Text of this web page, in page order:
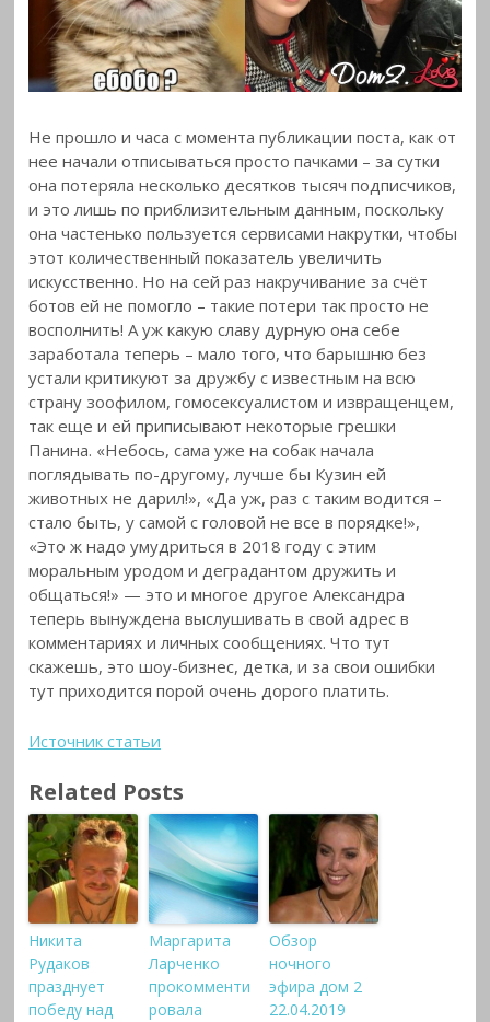
Не прошло и часа с момента публикации поста, как от
нее начали отписываться просто пачками – за сутки
она потеряла несколько десятков тысяч подписчиков,
и это лишь по приблизительным данным, поскольку
она частенько пользуется сервисами накрутки, чтобы
этот количественный показатель увеличить
искусственно. Но на сей раз накручивание за счёт
ботов ей не помогло – такие потери так просто не
восполнить! А уж какую славу дурную она себе
заработала теперь – мало того, что барышню без
устали критикуют за дружбу с известным на всю
страну зоофилом, гомосексуалистом и извращенцем,
так еще и ей приписывают некоторые грешки
Панина. «Небось, сама уже на собак начала
поглядывать по-другому, лучше бы Кузин ей
животных не дарил!», «Да уж, раз с таким водится –
стало быть, у самой с головой не все в порядке!»,
«Это ж надо умудриться в 2018 году с этим
моральным уродом и деградантом дружить и
общаться!» — это и многое другое Александра
теперь вынуждена выслушивать в свой адрес в
комментариях и личных сообщениях. Что тут
скажешь, это шоу-бизнес, детка, и за свои ошибки
тут приходится порой очень дорого платить.
Источник статьи
Related Posts
Никита
Рудаков
празднует
победу над
Маргарита
Ларченко
прокомменти
ровала
Обзор
ночного
эфира дом 2
22.04.2019